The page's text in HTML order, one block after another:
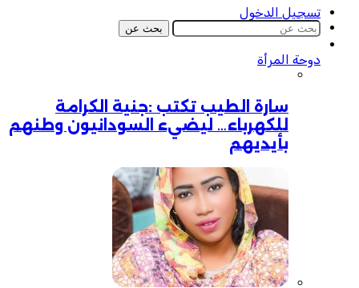
تسجيل الدخول
بحث عن
دوحة المرأة
سارة الطيب تكتب :جنية الكرامة
للكهرباء… ليضيء السودانيون وطنهم
بأيديهم